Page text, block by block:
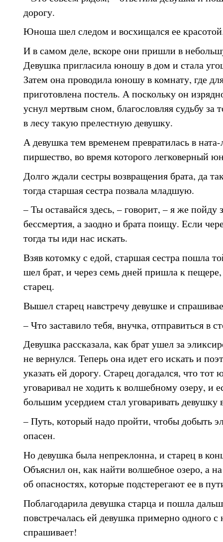
дорогу.
Юноша шел следом и восхищался ее
И в самом деле, вскоре они пришли в
Девушка пригласила юношу в дом и стала
Затем она проводила юношу в комнату, где
приготовлена постель. А поскольку он
уснул мертвым сном, благословляя судьбу за
в лесу такую прелестную девушку.
А девушка тем временем превратилась в
пиршество, во время которого легковерный
Долго ждали сестры возвращения брата, да
тогда старшая сестра позвала младшую.
– Ты оставайся здесь, – говорит, – я же пойду
бессмертия, а заодно и брата поищу. Если
тогда ты иди нас искать.
Взяв котомку с едой, старшая сестра пошла
шел брат, и через семь дней пришла к
старец.
Вышел старец навстречу девушке и
– Что заставило тебя, внучка, отправиться в
Девушка рассказала, как брат ушел за
не вернулся. Теперь она идет его искать и
указать ей дорогу. Старец догадался, что
уговаривал не ходить к волшебному озеру, и
большим усердием стал уговаривать девушку
– Путь, который надо пройти, чтобы добыть
опасен.
Но девушка была непреклонна, и старец в
Объяснил он, как найти волшебное озеро, а
об опасностях, которые подстерегают ее в
Поблагодарила девушка старца и пошла
повстречалась ей девушка примерно одного с
спрашивает!